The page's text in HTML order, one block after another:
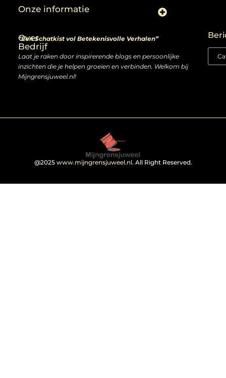
Over
Bedrijf
“Een Schatkist vol Betekenisvolle Verhalen”
Laat je raken door inspirerende blogs en persoonlijke
inzichten die je helpen groeien en verbinden. Welkom bij
Mijngrensjuweel.nl!
Onze informatie
@2025 www.mijngrensjuweel.nl. All Right Reserved.